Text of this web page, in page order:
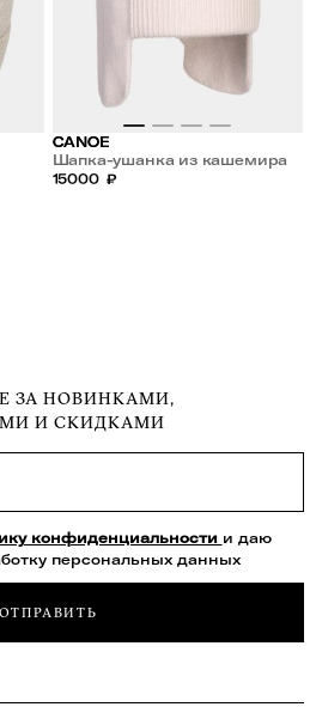
CANOE
Шапка-ушанка из кашемира
15000 ₽
ЗА НОВИНКАМИ,
И СКИДКАМИ
конфиденциальности и даю
персональных данных
ОТПРАВИТЬ